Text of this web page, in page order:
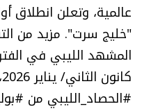
عالمية، وتعلن
"خليج سرت". مزيد من
#الحصاد_الليبي من